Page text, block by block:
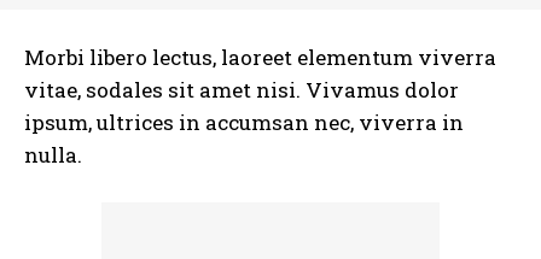
Morbi libero lectus, laoreet elementum viverra
vitae, sodales sit amet nisi. Vivamus dolor
ipsum, ultrices in accumsan nec, viverra in
nulla.